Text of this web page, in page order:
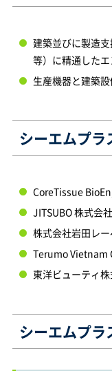
建築並びに製造
等）に精通した
生産機器と建築
シーエムプラ
CoreTissue
JITSUBO 株式会社
株式会社岩田レ
Terumo Vietnam
東洋ビューティ
シーエムプラ